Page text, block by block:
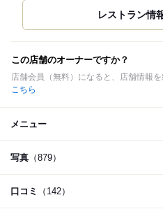
この店舗のオーナーですか？
店舗会員（無料）になると、店舗情報を
こちら
メニュー
写真 （879）
口コミ （142）